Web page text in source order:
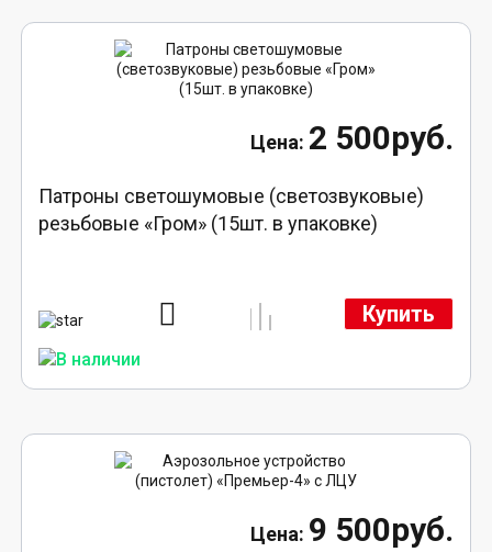
2 500руб.
Патроны светошумовые (светозвуковые)
резьбовые «Гром» (15шт. в упаковке)
Купить
9 500руб.